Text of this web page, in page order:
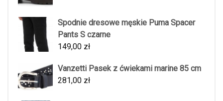
Spodnie dresowe męskie Puma Spacer
Pants S czarne
149,00 zł
Vanzetti Pasek z ćwiekami marine 85 cm
281,00 zł